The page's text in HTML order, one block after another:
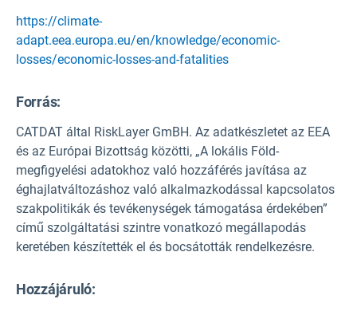
https://climate-
adapt.eea.europa.eu/en/knowledge/economic-
losses/economic-losses-and-fatalities
Forrás:
CATDAT által RiskLayer GmBH. Az adatkészletet az EEA
és az Európai Bizottság közötti, „A lokális Föld-
megfigyelési adatokhoz való hozzáférés javítása az
éghajlatváltozáshoz való alkalmazkodással kapcsolatos
szakpolitikák és tevékenységek támogatása érdekében”
című szolgáltatási szintre vonatkozó megállapodás
keretében készítették el és bocsátották rendelkezésre.
Hozzájáruló: